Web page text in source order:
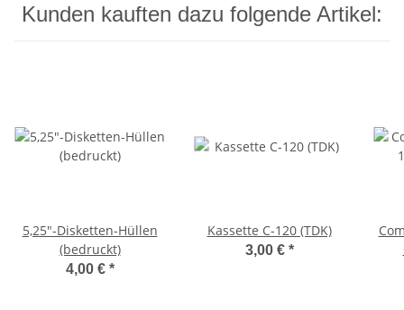
Kunden kauften dazu folgende Artikel:
5,25"-Disketten-Hüllen
(bedruckt)
4,00 € *
Kassette C-120 (TDK)
3,00 € *